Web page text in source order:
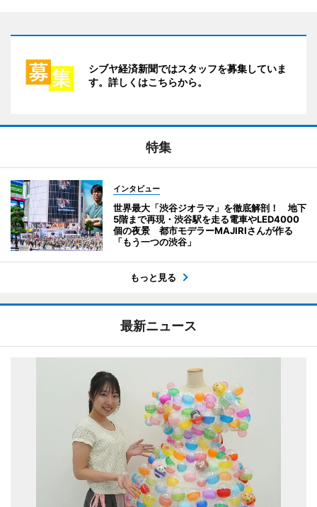
シブヤ経済新聞ではスタッフを募集していま
す。詳しくはこちらから。
特集
インタビュー
世界最大「渋谷ジオラマ」を徹底解剖！ 地下
5階まで再現・渋谷駅を走る電車やLED4000
個の夜景 都市モデラーMAJIRIさんが作る
「もう一つの渋谷」
もっと見る
最新ニュース